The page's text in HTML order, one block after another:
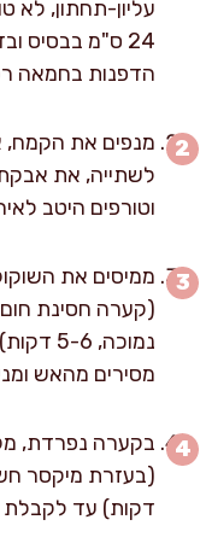
עליון-תחתון, לא
24 ס"מ בבסיס
הדפנות בחמאה
מנפים את
לשתייה, את
וטורפים היטב
ממיסים את
(קערה חסינת
מסירים מהאש
בקערה נפרדת,
דקות) עד לקבלת